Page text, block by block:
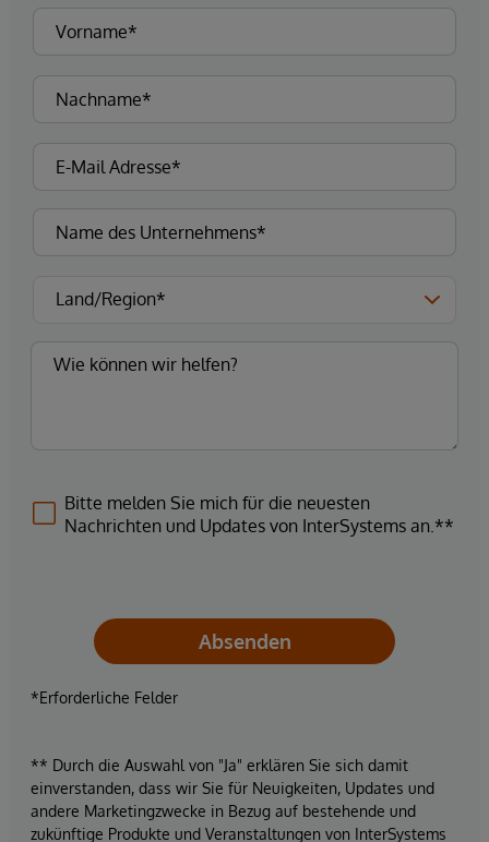
Bitte melden Sie mich für die neuesten
Nachrichten und Updates von InterSystems an.**
Absenden
*Erforderliche Felder
** Durch die Auswahl von "Ja" erklären Sie sich damit
einverstanden, dass wir Sie für Neuigkeiten, Updates und
andere Marketingzwecke in Bezug auf bestehende und
zukünftige Produkte und Veranstaltungen von InterSystems